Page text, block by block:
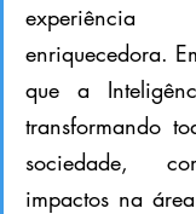
experiência
enriquecedora.
que a
transformando
sociedade,
impactos na